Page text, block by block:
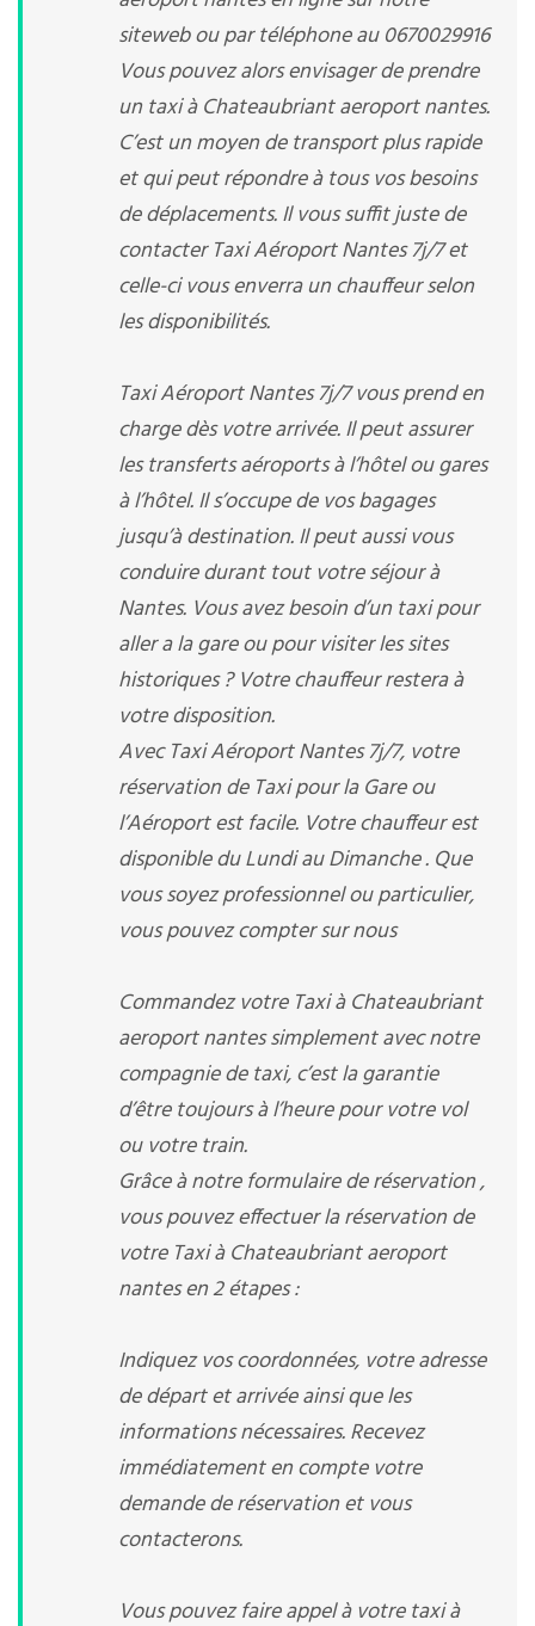
siteweb ou par téléphone au 0670029916
Vous pouvez alors envisager de prendre
un taxi à Chateaubriant aeroport nantes.
C’est un moyen de transport plus rapide
et qui peut répondre à tous vos besoins
de déplacements. Il vous suffit juste de
contacter Taxi Aéroport Nantes 7j/7 et
celle-ci vous enverra un chauffeur selon
les disponibilités.
Taxi Aéroport Nantes 7j/7 vous prend en
charge dès votre arrivée. Il peut assurer
les transferts aéroports à l’hôtel ou gares
à l’hôtel. Il s’occupe de vos bagages
jusqu’à destination. Il peut aussi vous
conduire durant tout votre séjour à
Nantes. Vous avez besoin d’un taxi pour
aller a la gare ou pour visiter les sites
historiques ? Votre chauffeur restera à
votre disposition.
Avec Taxi Aéroport Nantes 7j/7, votre
réservation de Taxi pour la Gare ou
l’Aéroport est facile. Votre chauffeur est
disponible du Lundi au Dimanche . Que
vous soyez professionnel ou particulier,
vous pouvez compter sur nous
Commandez votre Taxi à Chateaubriant
aeroport nantes simplement avec notre
compagnie de taxi, c’est la garantie
d’être toujours à l’heure pour votre vol
ou votre train.
Grâce à notre formulaire de réservation ,
vous pouvez effectuer la réservation de
votre Taxi à Chateaubriant aeroport
nantes en 2 étapes :
Indiquez vos coordonnées, votre adresse
de départ et arrivée ainsi que les
informations nécessaires. Recevez
immédiatement en compte votre
demande de réservation et vous
contacterons.
Vous pouvez faire appel à votre taxi à